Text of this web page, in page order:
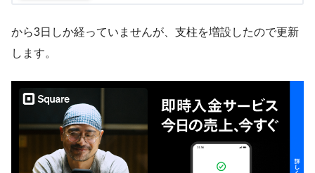
から3日しか経っていませんが、支柱を増設したので更新
します。